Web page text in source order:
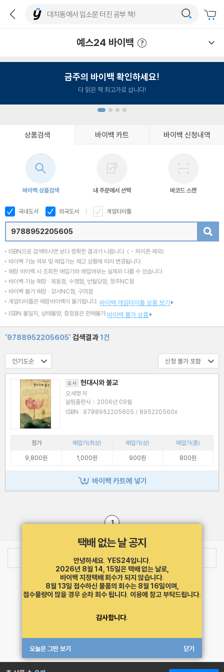
예스24 바이백
금주의 바이백 확인하세요!
다 읽은 책 최고가로 삽니다!
상품검색 바이백 카트 바이백 신청내역
바이백 상품검색 내 주문에서 선택 바코드 스캔
국내도서 외국도서 게임타이틀
ISBN으로 검색하시면 보다 정확한 결과가 나옵니다. ( - 하이픈 제외)
바이백 가능 여부 및 매입가는 재고 상황에 따라 변경됩니다.
매장 바이백 시 조회한 매입가와 매입여부는 실제와 다를 수 있습니다.
바이백 가능 매장 : 목동점, 수영점, 반월당점, 청주NC점
바이백 불가 매장 : 강서NC점, 구의점
게임타이틀은 매장바이백이 불가합니다. 바이백 게임타이틀 상품 보기
ISBN 불일치, 상태불량, 증정용은 판매불가 바이백 불가 상품
'9788952205605' 검색결과1건
도서 현대시와 불교
오세영 저
살림출판사 | 2006년 09월
ISBN : 9788952205605 / 895220560x
정가 매입가(최상) 매입가(상)
매입가(중)
9,800원
1,000원 900원 800원
바이백 카트에 넣기
1
택배 없는 날 공지
안녕하세요. YES24입니다.
2026년 8월 14, 15일은 택배 없는 날로,
바이백 지정택배 회수가 되지 않습니다.
8월 13일 접수하신 물품의 회수는 8월 16일이며,
접수물량이 많을 경우 순차 회수 됩니다. 이용에 참고 부탁드립니다.
감사합니다.
오늘은 그만 보기 닫기
최근 본 상품
고객센터 1544-3800 티켓 1544-6399
중고샵 1566-4295
eBook 1:1문의/채팅상담
개인정보처리방침
도서홍보
광고
MATOM15